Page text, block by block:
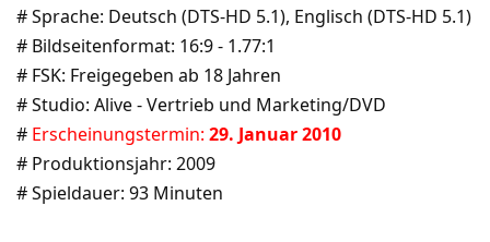
# Sprache: Deutsch (DTS-HD 5.1), Englisch (DTS-HD 5.1)
# Bildseitenformat: 16:9 - 1.77:1
# FSK: Freigegeben ab 18 Jahren
# Studio: Alive - Vertrieb und Marketing/DVD
# Erscheinungstermin: 29. Januar 2010
# Produktionsjahr: 2009
# Spieldauer: 93 Minuten